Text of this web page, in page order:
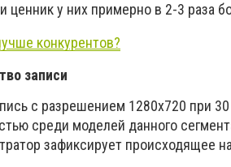
ценник у них примерно в 2-3 раза
конкурентов?
записи
с разрешением 1280х720 при
среди моделей данного
зафиксирует происходящее